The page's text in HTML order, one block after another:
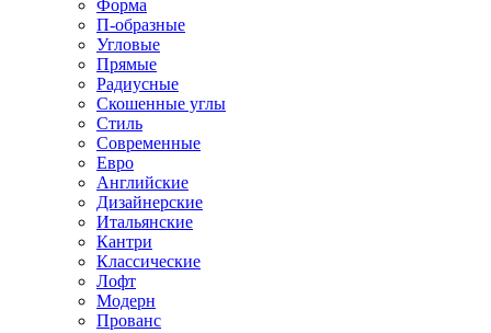
Форма
П-образные
Угловые
Прямые
Радиусные
Скошенные углы
Стиль
Современные
Евро
Английские
Дизайнерские
Итальянские
Кантри
Классические
Лофт
Модерн
Прованс